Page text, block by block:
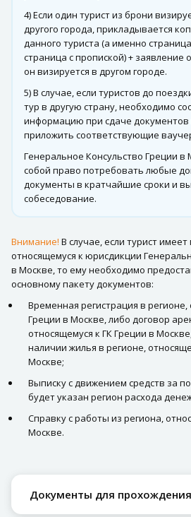
4) Если один турист из брони
другого города, прикладывается
данного туриста (а именно
страница с пропиской) + заявление
он визируется в другом городе.
5) В случае, если туристов до
тур в другую страну, необходимо
информацию при сдаче документов
приложить соответствующие
Генеральное Консульство Греции в
собой право потребовать любые
документы в кратчайшие сроки и
собеседование.
Внимание! В случае, если турист
относящемуся к юрисдикции
в Москве, то ему необходимо
основному пакету документов:
Временная регистрация в регионе,
Греции в Москве, либо договор
относящемуся к ГК Греции в
наличии жилья в регионе,
Москве;
Выписку с движением средств за
будет указан регион расхода
Справку с работы из региона,
Москве.
Документы для